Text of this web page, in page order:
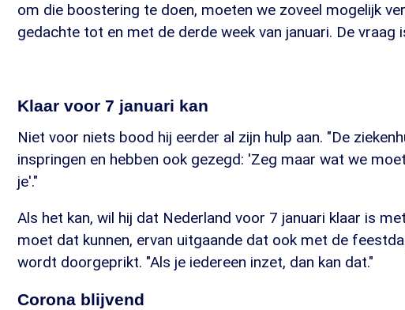
om die boostering te doen, moeten we zoveel mogelijk
gedachte tot en met de derde week van januari. De vraag
Klaar voor 7 januari kan
Niet voor niets bood hij eerder al zijn hulp aan. "De
inspringen en hebben ook gezegd: 'Zeg maar wat we
je'."
Als het kan, wil hij dat Nederland voor 7 januari klaar is
moet dat kunnen, ervan uitgaande dat ook met de
wordt doorgeprikt. "Als je iedereen inzet, dan kan dat."
Corona blijvend